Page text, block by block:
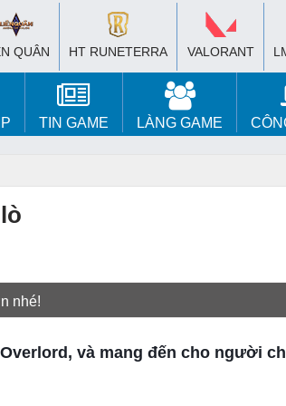
QUÂN HT RUNETERRA VALORANT
TIN GAME LÀNG GAME
nhé!
và mang đến cho người